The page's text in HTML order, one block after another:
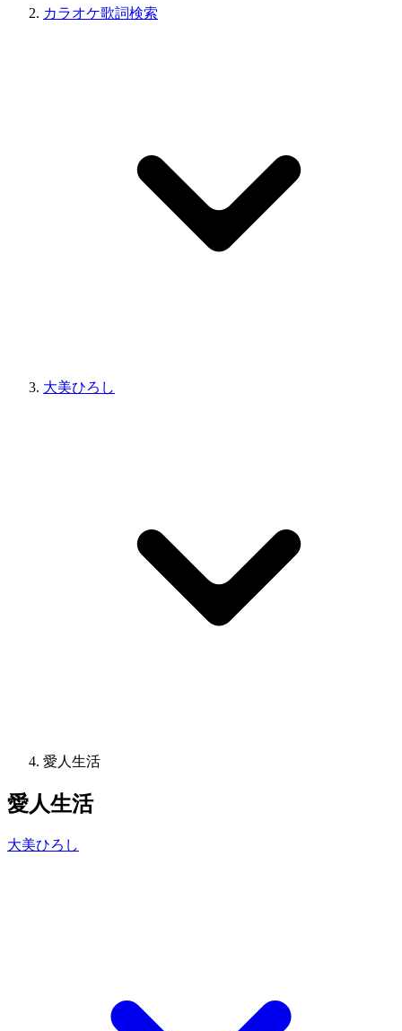
カラオケ歌詞検索
大美ひろし
愛人生活
愛人生活
大美ひろし